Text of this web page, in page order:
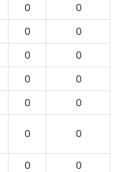
0
0
0
0
0
0
0
0
0
0
0 0
0
0